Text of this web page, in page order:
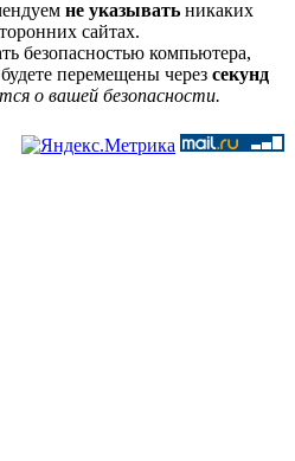
не указывать никаких
сайтах.
безопасностью компьютера,
перемещены через секунд
о вашей безопасности.